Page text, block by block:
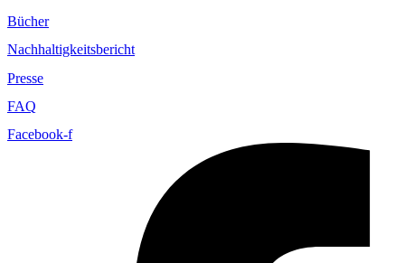
Bücher
Nachhaltigkeitsbericht
Presse
FAQ
Facebook-f